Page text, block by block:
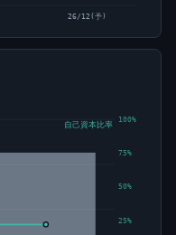
26/12(予)
25%
50%
75%
100%
自己資本比率